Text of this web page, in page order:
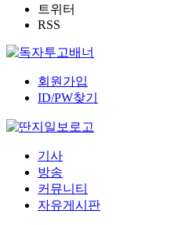
트위터
RSS
회원가입
ID/PW찾기
기사
방송
커뮤니티
자유게시판